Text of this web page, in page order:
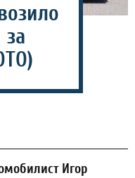
Игор